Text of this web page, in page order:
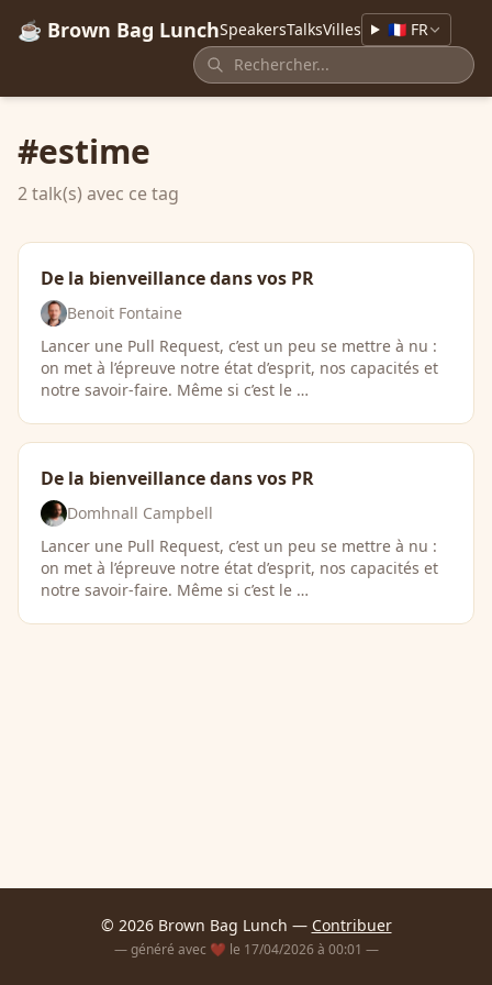
☕ Brown Bag LunchSpeakersTalksVilles 🇫🇷 FR
#estime
2 talk(s) avec ce tag
De la bienveillance dans vos PR
Benoit Fontaine
Lancer une Pull Request, c’est un peu se mettre à nu :
on met à l’épreuve notre état d’esprit, nos capacités et
notre savoir-faire. Même si c’est le …
De la bienveillance dans vos PR
Domhnall Campbell
Lancer une Pull Request, c’est un peu se mettre à nu :
on met à l’épreuve notre état d’esprit, nos capacités et
notre savoir-faire. Même si c’est le …
© 2026 Brown Bag Lunch — Contribuer
— généré avec ❤️ le 17/04/2026 à 00:01 —